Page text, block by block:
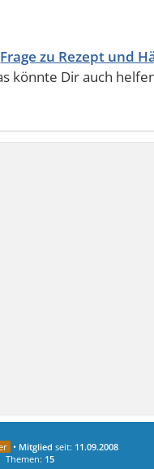
Frage zu Rezept und
• Mitglied seit: 11.09.2008
Themen: 15